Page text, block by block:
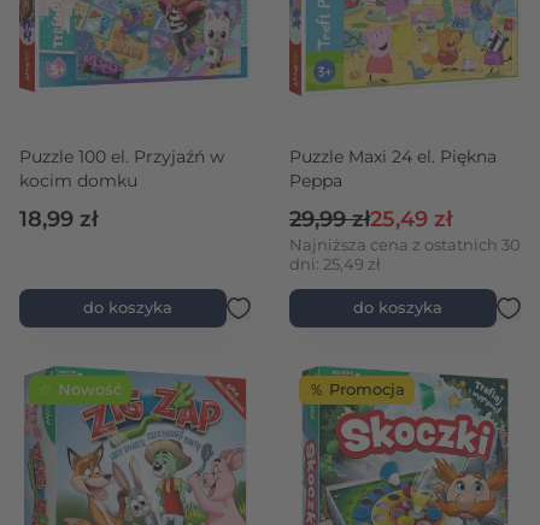
Puzzle 100 el. Przyjaźń w
kocim domku
18,99 zł
do koszyka
Puzzle Maxi 24 el. Piękna
Peppa
Cena promocyjna
25,49 zł
Cena regularna
29,99 zł
Najniższa cena z ostatnich 30
dni: 25,49 zł
do koszyka
☆ Nowość ％ Promocja